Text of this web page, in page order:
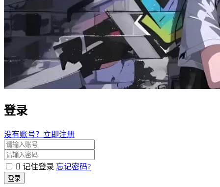
登录
没有账号？立即注册
记住登录 忘记密码?
登录